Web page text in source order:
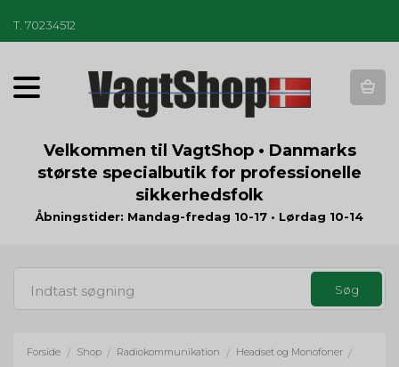
T 70234512
T
o
g
a
t
o
Velkommen til VagtShop • Danmarks
største specialbutik for professionelle
sikkerhedsfolk
Åbningstider: Mandag-fredag 10-17 • Lørdag 10-14
Forside / Shop / Radiokommunikation / Headset og Monofoner /